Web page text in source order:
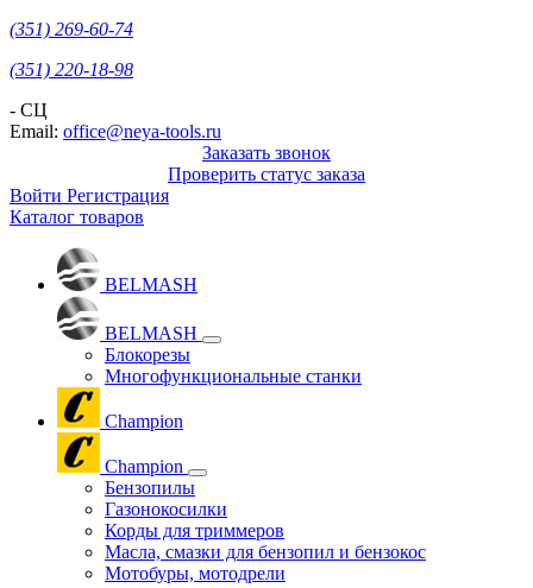
(351) 269-60-74
(351) 220-18-98
- СЦ
Email: office@neya-tools.ru
Заказать звонок
Проверить статус заказа
Войти Регистрация
Каталог товаров
BELMASH
BELMASH
Блокорезы
Многофункциональные станки
Champion
Champion
Бензопилы
Газонокосилки
Корды для триммеров
Масла, смазки для бензопил и бензокос
Мотобуры, мотодрели